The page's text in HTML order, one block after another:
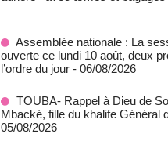
Assemblée nationale : La
ouverte ce lundi 10 août, deux
l’ordre du jour - 06/08/2026
TOUBA- Rappel à Dieu de
Mbacké, fille du khalife Général
05/08/2026